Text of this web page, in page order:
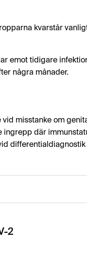
kvarstår
emot tidigare
några månader.
misstanke om
där
differentialdiagnostik
2